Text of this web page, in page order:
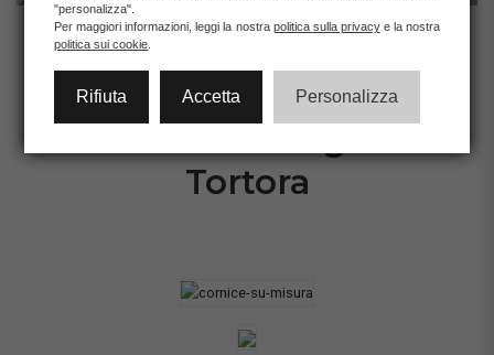
Tortora
"personalizza".
Per maggiori informazioni, leggi la nostra politica sulla privacye la nostra
politica sui cookie
Rifiuta Accetta Personalizza